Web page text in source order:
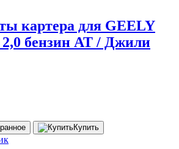
картера для GEELY
бензин AT / Джили
Купить